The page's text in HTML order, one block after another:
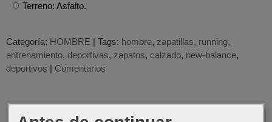
Terreno: Asfalto.
Categoría: HOMBRE | Tags: hombre zapatillas running
entrenamiento deportivas zapatos calzado new-balance
deportivos | Comentarios
Descripción